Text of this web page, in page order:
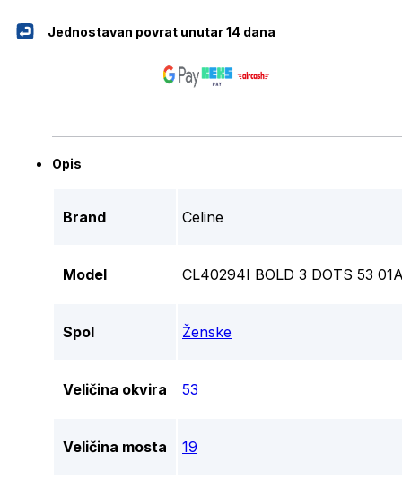
Jednostavan povrat unutar 14 dana
Opis
Brand Celine
Model CL40294I BOLD 3 DOTS 53
Spol Ženske
Veličina okvira 53
Veličina mosta 19